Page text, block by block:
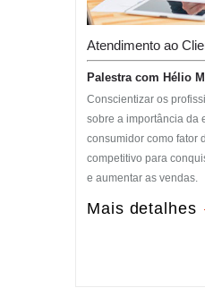
Atendimento ao
Palestra com Hélio
Conscientizar os
sobre a importância da
consumidor como fator
competitivo para
e aumentar as vendas.
Mais detalhes